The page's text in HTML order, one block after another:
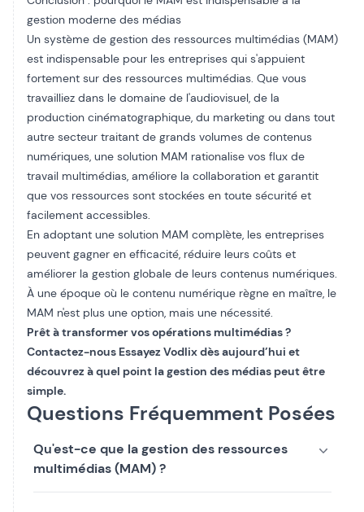
gestion moderne des médias
Un système de gestion des ressources multimédias (MAM)
est indispensable pour les entreprises qui s'appuient
fortement sur des ressources multimédias. Que vous
travailliez dans le domaine de l'audiovisuel, de la
production cinématographique, du marketing ou dans tout
autre secteur traitant de grands volumes de contenus
numériques, une solution MAM rationalise vos flux de
travail multimédias, améliore la collaboration et garantit
que vos ressources sont stockées en toute sécurité et
facilement accessibles.
En adoptant une solution MAM complète, les entreprises
peuvent gagner en efficacité, réduire leurs coûts et
améliorer la gestion globale de leurs contenus numériques.
À une époque où le contenu numérique règne en maître, le
MAM n'est plus une option, mais une nécessité.
Prêt à transformer vos opérations multimédias ?
Contactez-nous Essayez Vodlix dès aujourd’hui et
découvrez à quel point la gestion des médias peut être
simple.
Questions Fréquemment Posées
Qu'est-ce que la gestion des ressources
multimédias (MAM) ?